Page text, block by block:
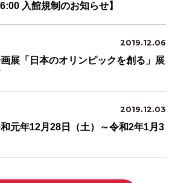
入館規制のお知らせ】
2019.12.06
画展「日本のオリンピックを創る」展
2019.12.03
和元年12月28日（土）～令和2年1月3